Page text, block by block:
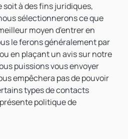
à des fins juridiques,
sélectionnerons ce que
moyen d'entrer en
le ferons généralement par
en plaçant un avis sur notre
puissions vous envoyer
empêchera pas de pouvoir
types de contacts
politique de